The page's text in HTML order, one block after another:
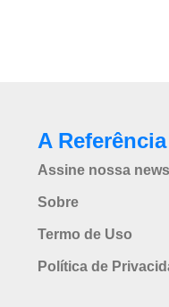
A Referência
Assine nossa
Sobre
Termo de Uso
Política de